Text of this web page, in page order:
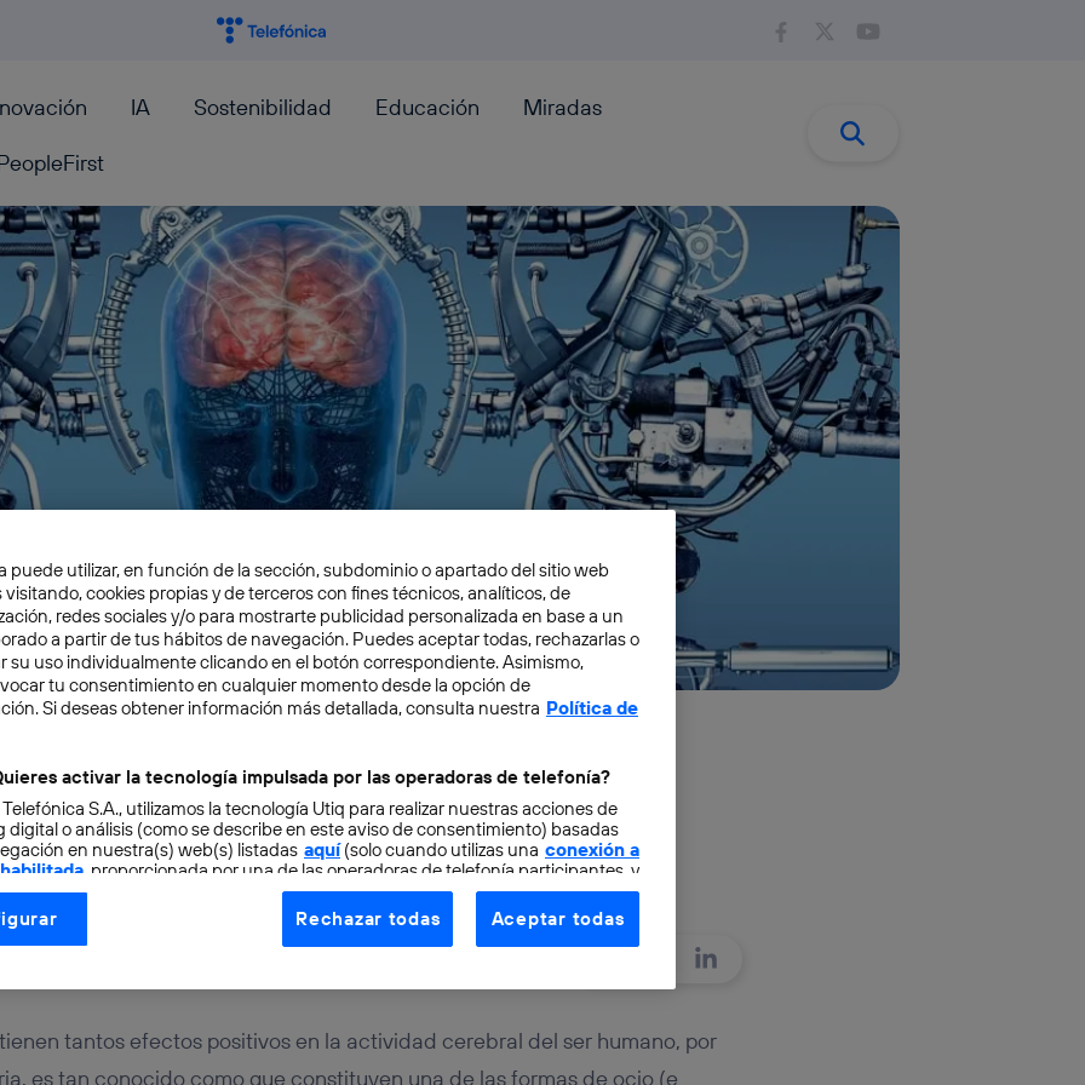
IA Sostenibilidad Educación
Miradas
Buscar
para controlar la
tantos efectos positivos en la actividad cerebral del ser humano, por
es tan conocido como que constituyen una de las formas de ocio (e
puede utilizar, en función de la sección, subdominio o apartado del sitio web
visitando, cookies propias y de terceros con fines técnicos, analíticos, de
redes sociales y/o para mostrarte publicidad personalizada en base a un
a partir de tus hábitos de navegación. Puedes aceptar todas, rechazarlas o
su uso individualmente clicando en el botón correspondiente. Asimismo,
tu consentimiento en cualquier momento desde la opción de
Si deseas obtener información más detallada, consulta nuestra Política de
activar la tecnología impulsada por las operadoras de telefonía?
S.A., utilizamos la tecnología Utiq para realizar nuestras acciones de
digital o análisis (como se describe en este aviso de consentimiento) basadas
en nuestra(s) web(s) listadas aquí(solo cuando utilizas una conexión a
, proporcionada por una de las operadoras de telefonía participantes, y
consentimiento en cada página web).
Utiq está diseñada con la privacidad como prioridad ofreciéndote elección y
se asigna a la conexión de internet, por lo que cualquier persona que
dispositivo y consienta el uso de la tecnología recibirá el mismo identificador.
Rechazar todas Aceptar todas